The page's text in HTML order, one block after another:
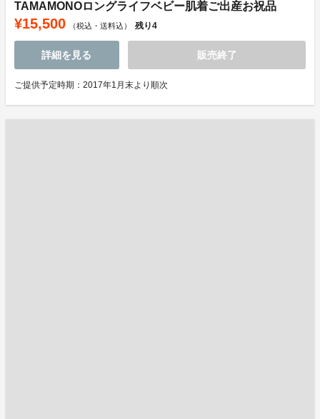
TAMAMONOロングライフベビー肌着ご出産お祝品
¥15,500 （税込・送料込） 残り4
詳細を見る 販売終了
ご提供予定時期：2017年1月末より順次